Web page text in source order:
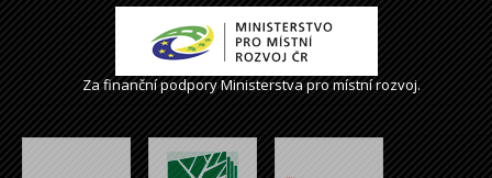
Za finanční podpory Ministerstva pro místní rozvoj.